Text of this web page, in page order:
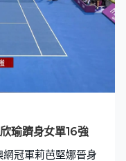
堡互射12碼5比4淘汰
瑜躋身女單16強
網冠軍莉芭堅娜晉身